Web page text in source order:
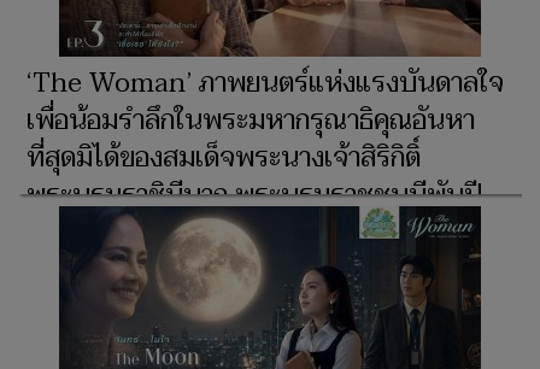
‘The Woman’ ภาพยนตร์แห่งแรงบันดาลใจ
เพื่อน้อมรำลึกในพระมหากรุณาธิคุณอันหา
ที่สุดมิได้ของสมเด็จพระนางเจ้าสิริกิติ์
พระบรมราชินีนาถ พระบรมราชชนนีพันปี
หลวง ผู้ทรงเป็น ‘แม่’ และ ‘รอยยิ้มแห่งแผ่น
ดิน’ จุดประกายความสว่างไสวแก่ชีวิตพสก
นิกรไทยชั่วนิรันดร์ ตอน ‘The Moon Still
Lives in My Heart’ EP.3